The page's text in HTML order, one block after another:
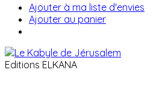
Ajouter à ma liste d'envies
Ajouter au panier
Editions ELKANA